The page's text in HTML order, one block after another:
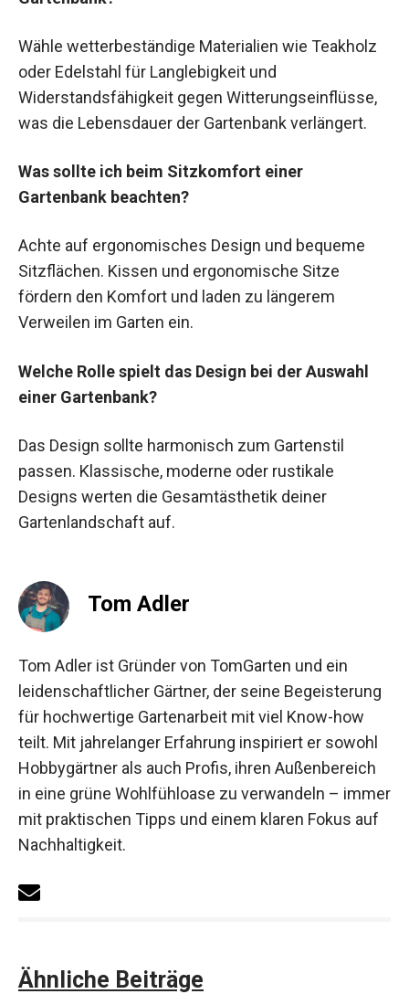
Wähle wetterbeständige Materialien wie Teakholz
oder Edelstahl für Langlebigkeit und
Widerstandsfähigkeit gegen Witterungseinflüsse,
was die Lebensdauer der Gartenbank verlängert.
Was sollte ich beim Sitzkomfort einer
Gartenbank beachten?
Achte auf ergonomisches Design und bequeme
Sitzflächen. Kissen und ergonomische Sitze
fördern den Komfort und laden zu längerem
Verweilen im Garten ein.
Welche Rolle spielt das Design bei der Auswahl
einer Gartenbank?
Das Design sollte harmonisch zum Gartenstil
passen. Klassische, moderne oder rustikale
Designs werten die Gesamtästhetik deiner
Gartenlandschaft auf.
Tom Adler
Tom Adler ist Gründer von TomGarten und ein
leidenschaftlicher Gärtner, der seine Begeisterung
für hochwertige Gartenarbeit mit viel Know-how
teilt. Mit jahrelanger Erfahrung inspiriert er sowohl
Hobbygärtner als auch Profis, ihren Außenbereich
in eine grüne Wohlfühloase zu verwandeln – immer
mit praktischen Tipps und einem klaren Fokus auf
Nachhaltigkeit.
Ähnliche Beiträge